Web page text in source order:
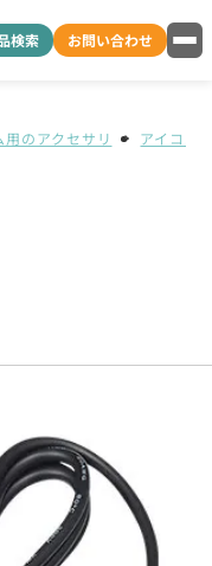
検索 お問い合わせ
のアクセサリ アイコム